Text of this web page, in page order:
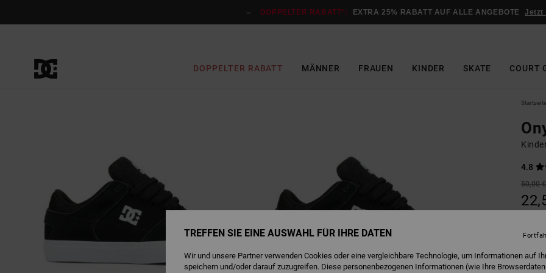
DOPPELTER RABATT*: EXTRA 25% RABATT AUF ALLE ANGEBOTE Jetzt
DOPPELTER RABATT MÄNNER FRAUEN KINDER SKATE COURT
Startseite
4.8
50,00 €
Farbe
TREFFEN SIE EINE AUSWAHL FÜR IHRE DATEN
Wir und unsere Partner verwenden Cookies oder eine vergleichbare Technologie, um Informationen auf
speichern und/oder darauf zuzugreifen. Diese personenbezogenen Informationen (wie Ihre